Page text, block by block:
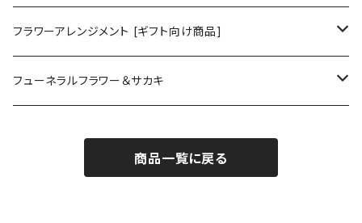
フラワーアレンジメント [ギフト向け商品]
プリザーブドフラワーアレンジメント
フラワーリース＆ブーケ
フューネラルフラワー＆サカキ
お供えアレンジメント
商品一覧に戻る